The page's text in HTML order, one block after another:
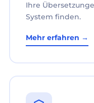
Ihre
System finden.
Mehr erfahren →